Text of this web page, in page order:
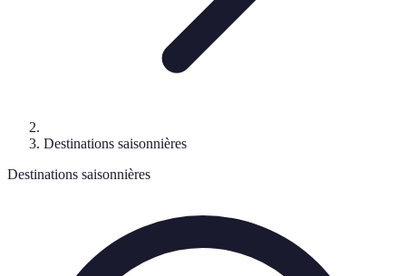
Destinations saisonnières
Destinations saisonnières